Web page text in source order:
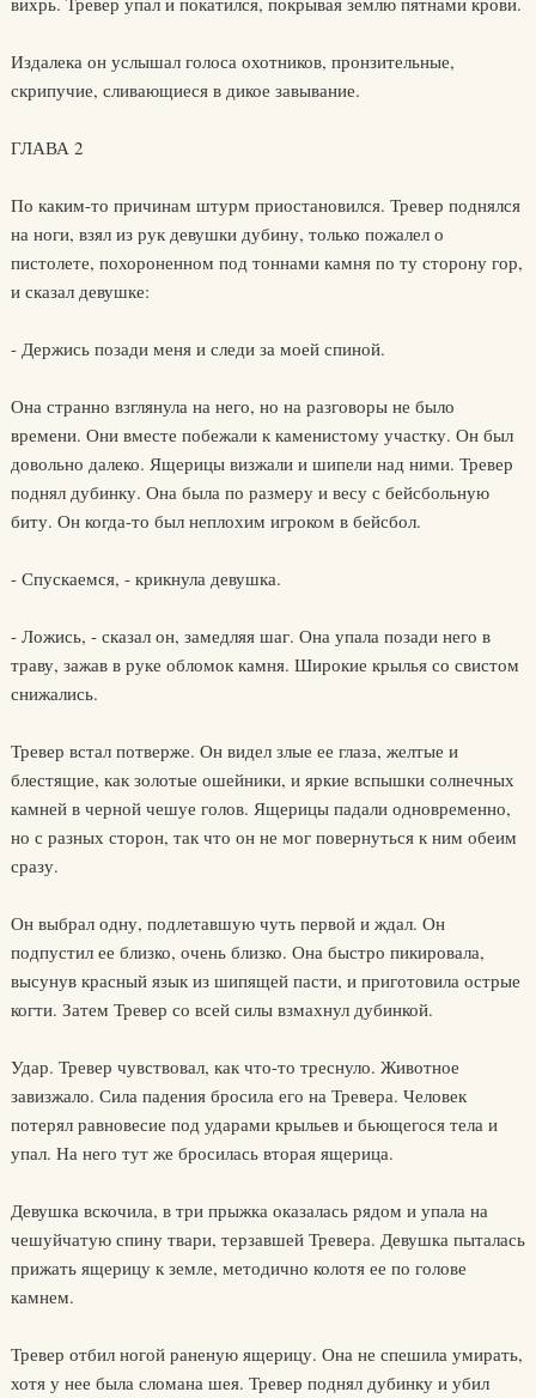
Издалека он услышал голоса охотников, пронзительные,
скрипучие, сливающиеся в дикое завывание.
ГЛАВА 2
По каким-то причинам штурм приостановился. Тревер поднялся
на ноги, взял из рук девушки дубину, только пожалел о
пистолете, похороненном под тоннами камня по ту сторону гор,
и сказал девушке:
- Держись позади меня и следи за моей спиной.
Она странно взглянула на него, но на разговоры не было
времени. Они вместе побежали к каменистому участку. Он был
довольно далеко. Ящерицы визжали и шипели над ними. Тревер
поднял дубинку. Она была по размеру и весу с бейсбольную
биту. Он когда-то был неплохим игроком в бейсбол.
- Спускаемся, - крикнула девушка.
- Ложись, - сказал он, замедляя шаг. Она упала позади него в
траву, зажав в руке обломок камня. Широкие крылья со свистом
снижались.
Тревер встал потверже. Он видел злые ее глаза, желтые и
блестящие, как золотые ошейники, и яркие вспышки солнечных
камней в черной чешуе голов. Ящерицы падали одновременно,
но с разных сторон, так что он не мог повернуться к ним обеим
сразу.
Он выбрал одну, подлетавшую чуть первой и ждал. Он
подпустил ее близко, очень близко. Она быстро пикировала,
высунув красный язык из шипящей пасти, и приготовила острые
когти. Затем Тревер со всей силы взмахнул дубинкой.
Удар. Тревер чувствовал, как что-то треснуло. Животное
завизжало. Сила падения бросила его на Тревера. Человек
потерял равновесие под ударами крыльев и бьющегося тела и
упал. На него тут же бросилась вторая ящерица.
Девушка вскочила, в три прыжка оказалась рядом и упала на
чешуйчатую спину твари, терзавшей Тревера. Девушка пыталась
прижать ящерицу к земле, методично колотя ее по голове
камнем.
Тревер отбил ногой раненую ящерицу. Она не спешила умирать,
хотя у нее была сломана шея. Тревер поднял дубинку и убил